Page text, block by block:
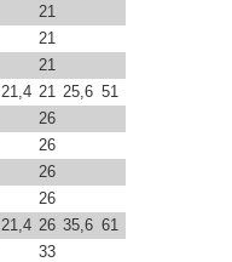
21
21
21
21,4 21 25,6 51
26
26
26
26
21,4 26 35,6 61
33